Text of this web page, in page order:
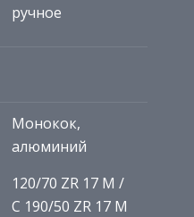
ручное
Монокок,
алюминий
120/70 ZR 17 M /
C 190/50 ZR 17 M